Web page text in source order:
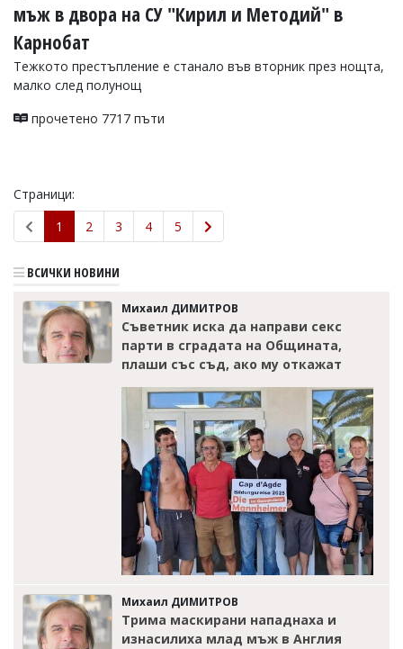
мъж в двора на СУ "Кирил и Методий" в
Карнобат
Тежкото престъпление е станало във вторник през нощта,
малко след полунощ
прочетено 7717 пъти
Страници:
1
2 3 4 5
ВСИЧКИ НОВИНИ
Михаил ДИМИТРОВ
Съветник иска да направи секс
парти в сградата на Общината,
плаши със съд, ако му откажат
Михаил ДИМИТРОВ
Трима маскирани нападнаха и
изнасилиха млад мъж в Англия